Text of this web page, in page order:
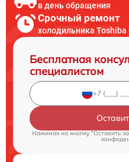
в день обращения
Срочный ремонт
холодильника Toshiba
Бесплатная
специалистом
Нажимая на кнопку "Оставить